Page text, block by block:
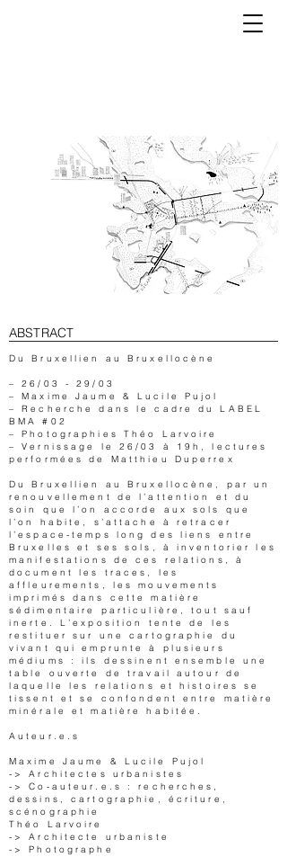
K
ABSTRACT
Du Bruxellien au Bruxellocène
– 26/03 - 29/03
– Maxime Jaume & Lucile Pujol
– Recherche dans le cadre du LABEL
BMA #02
– Photographies Théo Larvoire
– Vernissage le 26/03 à 19h, lectures
performées de Matthieu Duperrex
Du Bruxellien au Bruxellocène, par un
renouvellement de l’attention et du
soin que l’on accorde aux sols que
l’on habite, s’attache à retracer
l’espace-temps long des liens entre
Bruxelles et ses sols, à inventorier les
manifestations de ces relations, à
document les traces, les
affleurements, les mouvements
imprimés dans cette matière
sédimentaire particulière, tout sauf
inerte. L’exposition tente de les
restituer sur une cartographie du
vivant qui emprunte à plusieurs
médiums : ils dessinent ensemble une
table ouverte de travail autour de
laquelle les relations et histoires se
tissent et se confondent entre matière
minérale et matière habitée.
Auteur.e.s
Maxime Jaume & Lucile Pujol
-> Architectes urbanistes
-> Co-auteur.e.s : recherches,
dessins, cartographie, écriture,
scénographie
Théo Larvoire
-> Architecte urbaniste
-> Photographe